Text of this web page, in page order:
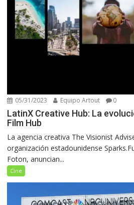
05/31/2023 Equipo Artout 0
LatinX Creative Hub: La
Film Hub
La agencia creativa The Visionist
organización estadounidense
Foton, anuncian...
Cine